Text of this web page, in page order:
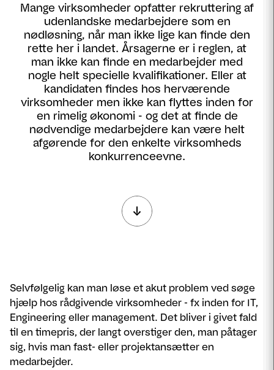
Mange virksomheder opfatter rekruttering af
udenlandske medarbejdere som en
nødløsning, når man ikke lige kan finde den
rette her i landet. Årsagerne er i reglen, at
man ikke kan finde en medarbejder med
nogle helt specielle kvalifikationer. Eller at
kandidaten findes hos herværende
virksomheder men ikke kan flyttes inden for
en rimelig økonomi - og det at finde de
nødvendige medarbejdere kan være helt
afgørende for den enkelte virksomheds
konkurrenceevne.
Selvfølgelig kan man løse et akut problem ved søge
hjælp hos rådgivende virksomheder - fx inden for IT,
Engineering eller management. Det bliver i givet fald
til en timepris, der langt overstiger den, man påtager
sig, hvis man fast- eller projektansætter en
medarbejder.